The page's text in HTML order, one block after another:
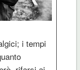
i tempi